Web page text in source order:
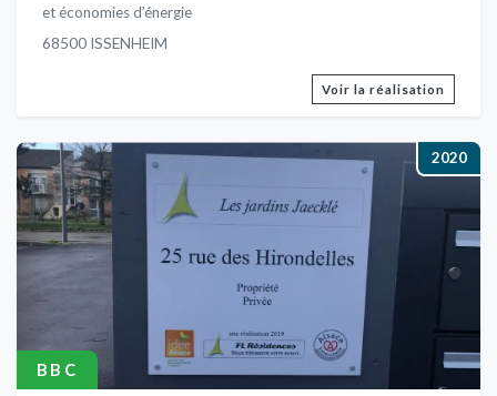
et économies d’énergie
68500 ISSENHEIM
Voir la réalisation
2020
BBC